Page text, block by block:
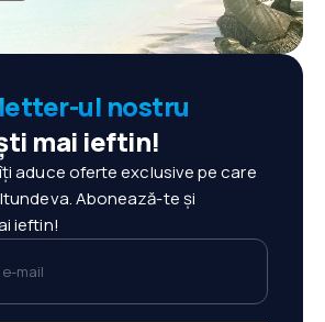
ul nostru
mai ieftin!
aduce oferte exclusive pe care
Abonează-te și
ieftin!